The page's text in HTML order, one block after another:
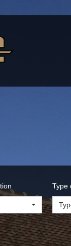
Type